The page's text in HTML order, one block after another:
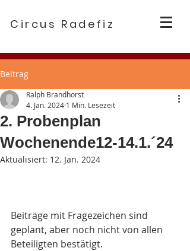
Circus Radefiz
Beitrag
2. Probenplan
Wochenende12-14.1.´24
Ralph Brandhorst
4. Jan. 2024 1 Min. Lesezeit
Aktualisiert: 12. Jan. 2024
Beiträge mit Fragezeichen sind
geplant, aber noch nicht von allen
Beteiligten bestätigt.